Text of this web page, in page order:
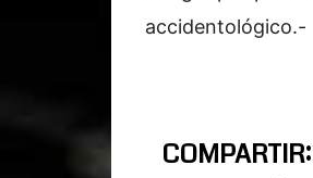
accidentológico.-
COMPARTIR: